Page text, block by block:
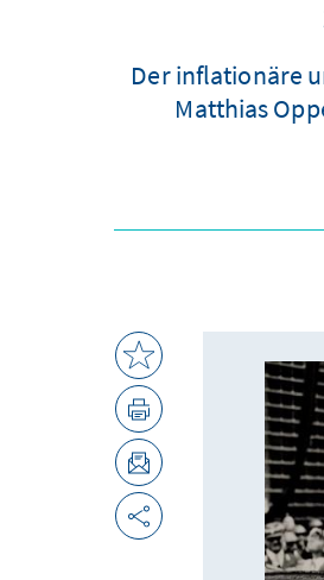
Der inflationäre
Matthias